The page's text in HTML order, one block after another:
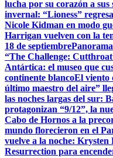
lucha por su corazón a sus
invernal: “Lioness”
Nicole Kidman en modo
Harrigan vuelven con la
18 de septiembre
“The Challenge:
Antártica: el museo que
continente blancoEl viento
último maestro del aire”
las noches largas del sur:
protagonizan “9/12”, la
Cabo de Hornos a la
mundo florecieron en el
vuelve a la noche:
Resurrection para